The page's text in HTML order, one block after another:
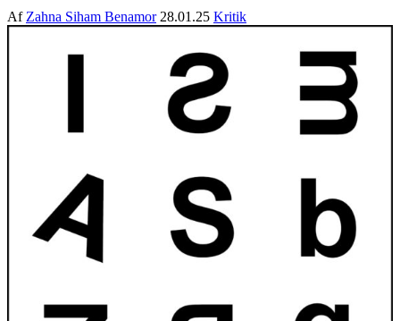
Af Zahna Siham Benamor 28.01.25 Kritik